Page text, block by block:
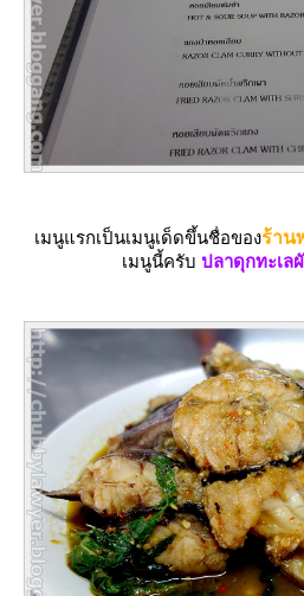
เมนูแรกเป็นเมนูเด็ดขึ้นชื่อของร้าน
เมนูนี้ครับ ปลาดุกทะเล